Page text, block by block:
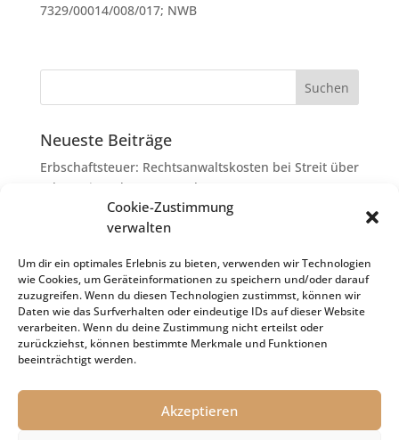
Cookie-Zustimmung
verwalten
Um dir ein optimales Erlebnis zu bieten, verwenden wir Technologien
wie Cookies, um Geräteinformationen zu speichern und/oder darauf
zuzugreifen. Wenn du diesen Technologien zustimmst, können wir
Daten wie das Surfverhalten oder eindeutige IDs auf dieser Website
verarbeiten. Wenn du deine Zustimmung nicht erteilst oder
zurückziehst, können bestimmte Merkmale und Funktionen
beeinträchtigt werden.
Akzeptieren
7329/00014/008/017; NWB
Neueste Beiträge
Erbschaftsteuer: Rechtsanwaltskosten bei Streit über
Erbauseinandersetzung als
Nachlassverbindlichkeiten
Umsatzsteuer-Umrechnungskurse Juli 2026
Keine Steuerfreiheit eines sog. Konfusionsgewinns
bei Mutterkapitalgesellschaft
Schenkungsteuer: Zinssatz von 5,5 % für die
Bewertung von Leibrenten verfassungsgemäß
Passivierung einer Verbindlichkeit im